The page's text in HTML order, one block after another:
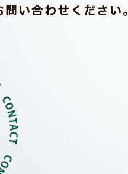
い合わせください。